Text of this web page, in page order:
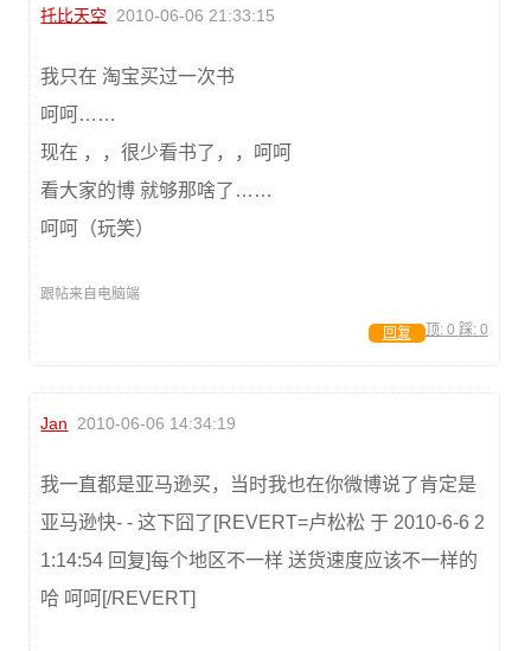
托比天空 2010-06-06 21:33:15
我只在 淘宝买过一次书
呵呵……
现在 ，，很少看书了，，呵呵
看大家的博 就够那啥了……
呵呵（玩笑）
跟帖来自电脑端
顶: 0 踩: 0
回复
Jan 2010-06-06 14:34:19
我一直都是亚马逊买，当时我也在你微博说了肯定是
亚马逊快- - 这下囧了[REVERT=卢松松 于 2010-6-6 2
1:14:54 回复]每个地区不一样 送货速度应该不一样的
哈 呵呵[/REVERT]